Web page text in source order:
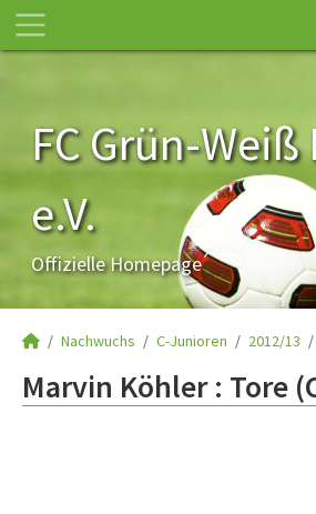
FC Grün-
e.V.
Offizielle Homepage
Nachwuchs C-Junioren 2012/13
Marvin Köhler : Tore